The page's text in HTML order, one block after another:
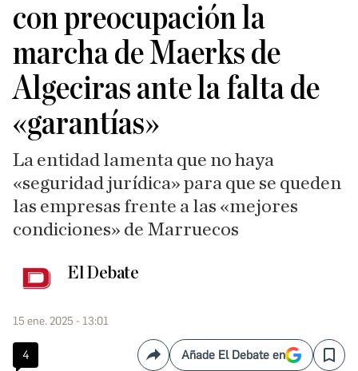
con preocupación la
marcha de Maerks de
Algeciras ante la falta de
«garantías»
La entidad lamenta que no haya
«seguridad jurídica» para que se queden
las empresas frente a las «mejores
condiciones» de Marruecos
El Debate
15 ene. 2025 - 13:01
4 CompartirAñade El Debate en Save